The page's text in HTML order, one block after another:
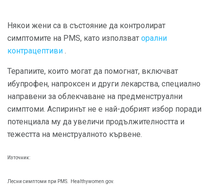
Някои жени са в състояние да контролират
симптомите на PMS, като използват орални
контрацептиви .
Терапиите, които могат да помогнат, включват
ибупрофен, напроксен и други лекарства, специално
направени за облекчаване на предменструални
симптоми. Аспиринът не е най-добрият избор поради
потенциала му да увеличи продължителността и
тежестта на менструалното кървене.
Източник:
Лесни симптоми при PMS. Healthywomen.gov.